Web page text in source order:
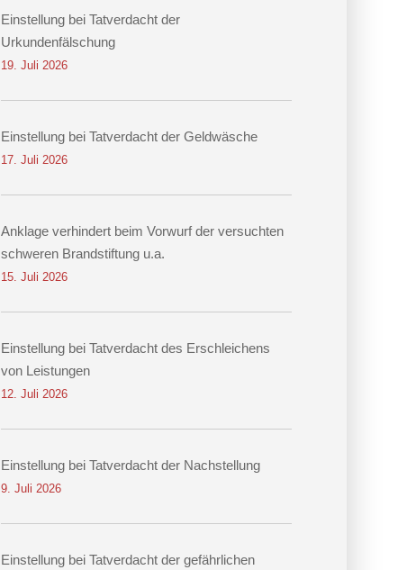
Einstellung bei Tatverdacht der
Urkundenfälschung
19. Juli 2026
Einstellung bei Tatverdacht der Geldwäsche
17. Juli 2026
Anklage verhindert beim Vorwurf der versuchten
schweren Brandstiftung u.a.
15. Juli 2026
Einstellung bei Tatverdacht des Erschleichens
von Leistungen
12. Juli 2026
Einstellung bei Tatverdacht der Nachstellung
9. Juli 2026
Einstellung bei Tatverdacht der gefährlichen